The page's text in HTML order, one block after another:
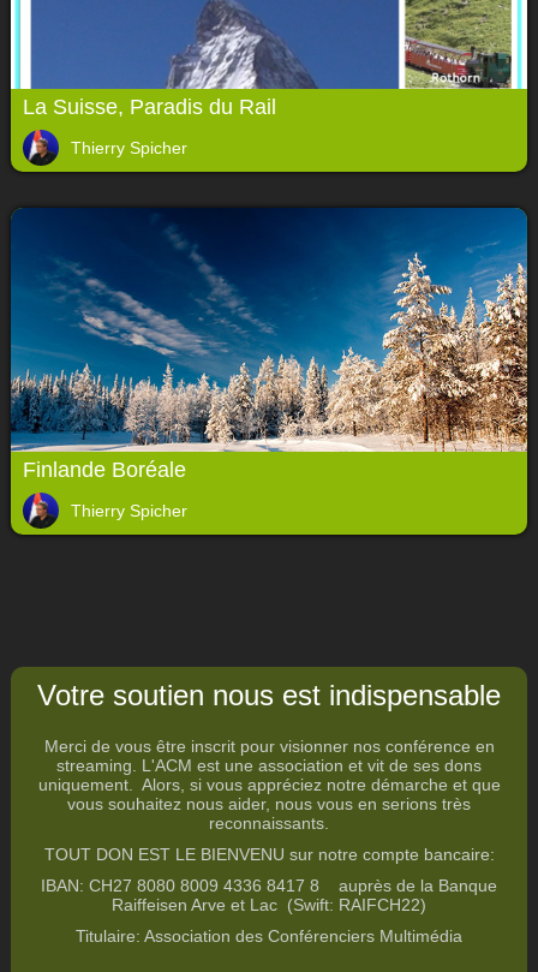
La Suisse, Paradis du Rail
Thierry Spicher
Finlande Boréale
Thierry Spicher
Votre soutien nous est indispensable
Merci de vous être inscrit pour visionner nos conférence en
streaming. L'ACM est une association et vit de ses dons
uniquement. Alors, si vous appréciez notre démarche et que
vous souhaitez nous aider, nous vous en serions très
reconnaissants.
TOUT DON EST LE BIENVENU sur notre compte bancaire:
IBAN: CH27 8080 8009 4336 8417 8
auprès de la Banque
Raiffeisen Arve et Lac (Swift: RAIFCH22)
Titulaire: Association des Conférenciers Multimédia